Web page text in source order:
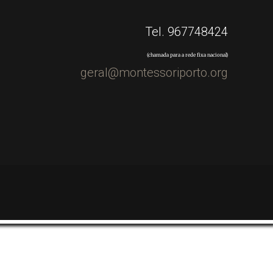
Tel. 967748424
(chamada para a rede fixa nacional)
geral@montessoriporto.org